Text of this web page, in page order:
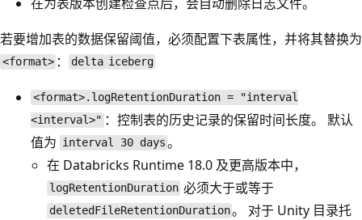
若要增加表的数据保留阈值，必须配置下表属性，并将其替换为
<format> ： delta iceberg
<format>.logRetentionDuration = "interval
<interval>" ：控制表的历史记录的保留时间长度。 默认
值为 interval 30 days 。
在 Databricks Runtime 18.0 及更高版本中，
logRetentionDuration 必须大于或等于
deletedFileRetentionDuration。 对于 Unity 目录托